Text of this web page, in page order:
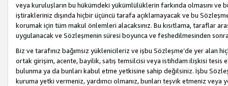
veya kuruluşların bu hükümdeki yükümlülüklerin farkında olmasını ve
iştirakleriniz dışında hiçbir üçüncü tarafa açıklamayacak ve bu
korumak için tüm makul önlemleri alacaksınız. Bu kısıtlama, taraflar
uygulanacak ve Sözleşmenin süresi boyunca ve feshedilmesinden
Biz ve tarafınız bağımsız yüklenicileriz ve işbu Sözleşme’de yer alan
ortak girişim, acente, bayilik, satış temsilcisi veya istihdam ilişkisi
bulunma ya da bunları kabul etme yetkisine sahip değilsiniz. İşbu
kuruma yetki vermeniz, yardımcı olmanız, bunları teşvik etmeniz